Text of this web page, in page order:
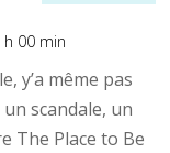
00 min
y’a même pas
scandale, un
The Place to Be